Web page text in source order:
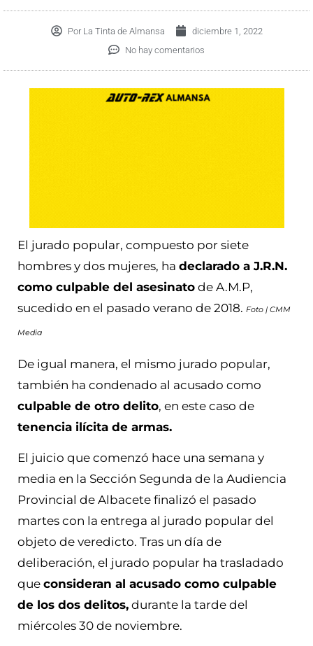
PorLa Tinta de Almansa
diciembre 1, 2022
No hay comentarios
El jurado popular, compuesto por siete
hombres y dos mujeres, ha declarado a J.R.N.
como culpable del asesinato de A.M.P,
sucedido en el pasado verano de 2018. Foto | CMM
Media
De igual manera, el mismo jurado popular,
también ha condenado al acusado como
culpable de otro delito, en este caso de
tenencia ilícita de armas.
El juicio que comenzó hace una semana y
media en la Sección Segunda de la Audiencia
Provincial de Albacete finalizó el pasado
martes con la entrega al jurado popular del
objeto de veredicto. Tras un día de
deliberación, el jurado popular ha trasladado
que consideran al acusado como culpable
de los dos delitos, durante la tarde del
miércoles 30 de noviembre.